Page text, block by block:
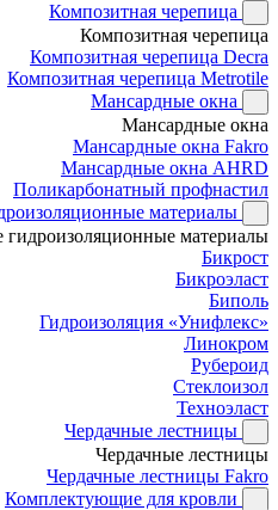
Композитная черепица
Композитная черепица
Композитная черепица Decra
Композитная черепица Metrotile
Мансардные окна
Мансардные окна
Мансардные окна Fakro
Мансардные окна AHRD
Поликарбонатный профнастил
материалы
гидроизоляционные материалы
Бикрост
Бикроэласт
Биполь
Гидроизоляция «Унифлекс»
Линокром
Рубероид
Стеклоизол
Техноэласт
Чердачные лестницы
Чердачные лестницы
Чердачные лестницы Fakro
Комплектующие для кровли